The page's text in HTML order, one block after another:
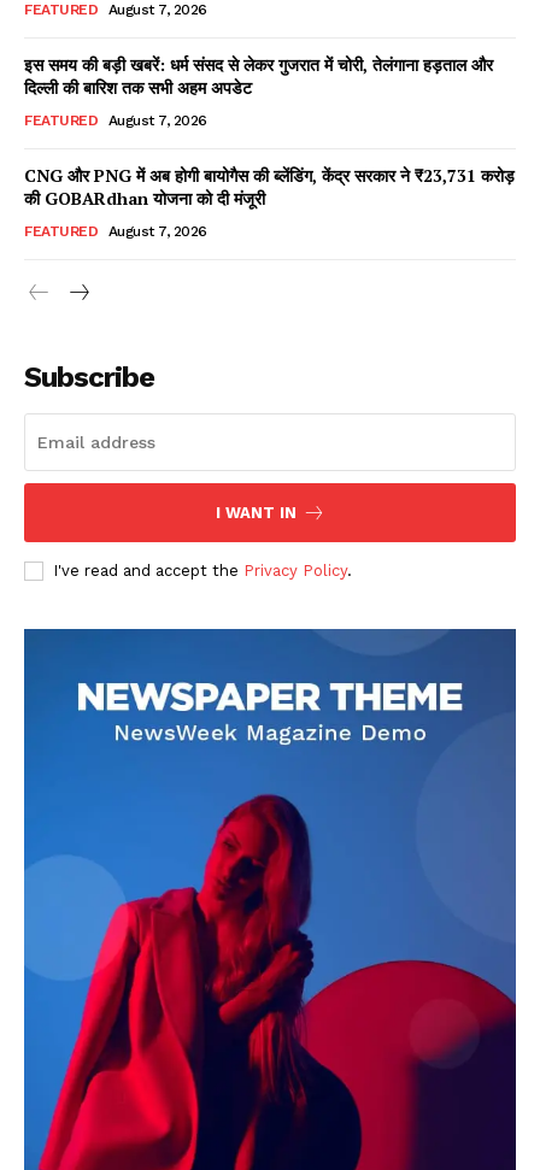
Facebook
X WhatsApp
Share
Read Latest News on AIN
NEWS 1 App
AIN NEWS 1
Contact Us
Privacy Policy
Terms of Use Agreement
Facebook
X WhatsApp
Share
FEATURED August 7, 2026
इस समय की बड़ी खबरें: धर्म संसद से लेकर गुजरात में चोरी, तेलंगाना हड़ताल और
दिल्ली की बारिश तक सभी अहम अपडेट
FEATURED August 7, 2026
CNG और PNG में अब होगी बायोगैस की ब्लेंडिंग, केंद्र सरकार ने ₹23,731 करोड़
की GOBARdhan योजना को दी मंजूरी
FEATURED August 7, 2026
Subscribe
I WANT IN
I've read and accept the Privacy Policy.